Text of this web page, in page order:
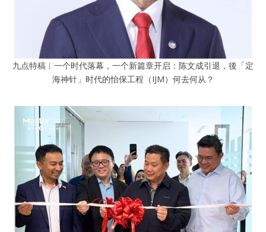
九点特稿︱一个时代落幕，一个新篇章开启：陈文成引退，後「定
海神针」时代的怡保工程（IJM）何去何从？